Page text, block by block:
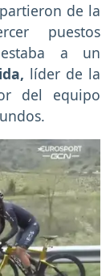
partieron de la
puestos
estaba a un
líder de la
del equipo